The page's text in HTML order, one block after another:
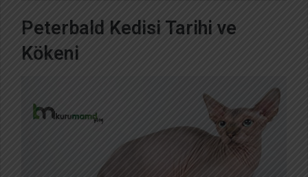
Peterbald Kedisi Tarihi ve
Kökeni